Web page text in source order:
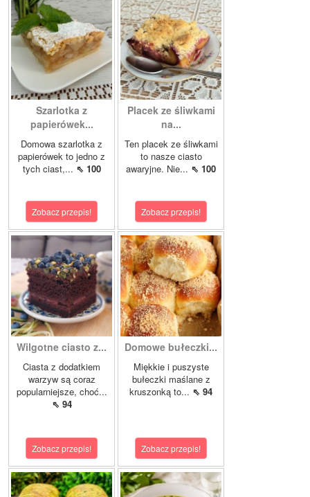
Szarlotka z
papierówek...
Domowa szarlotka z
papierówek to jedno z
tych ciast,... ⇖ 100
Zobacz przepis!
Placek ze śliwkami
na...
Ten placek ze śliwkami
to nasze ciasto
awaryjne. Nie... ⇖ 100
Zobacz przepis!
Wilgotne ciasto z...
Ciasta z dodatkiem
warzyw są coraz
popularniejsze, choć...
⇖ 94
Zobacz przepis!
Domowe bułeczki...
Miękkie i puszyste
bułeczki maślane z
kruszonką to... ⇖ 94
Zobacz przepis!